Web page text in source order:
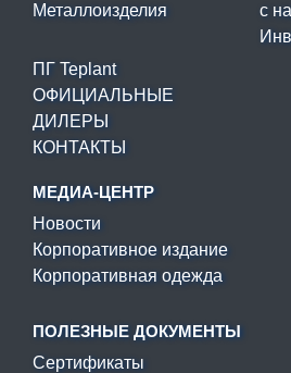
Металлоизделия
ПГ Teplant
ОФИЦИАЛЬНЫЕ
ДИЛЕРЫ
КОНТАКТЫ
с
МЕДИА-ЦЕНТР
Новости
Корпоративное издание
Корпоративная одежда
ПОЛЕЗНЫЕ ДОКУМЕНТЫ
Сертификаты